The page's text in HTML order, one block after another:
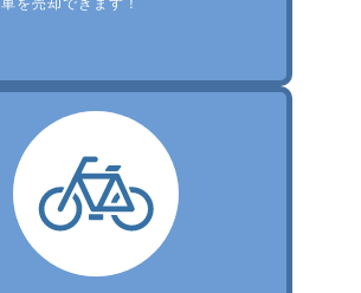
を売却できます！